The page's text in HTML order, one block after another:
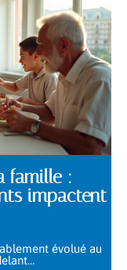
famille :
impactent
évolué au
…